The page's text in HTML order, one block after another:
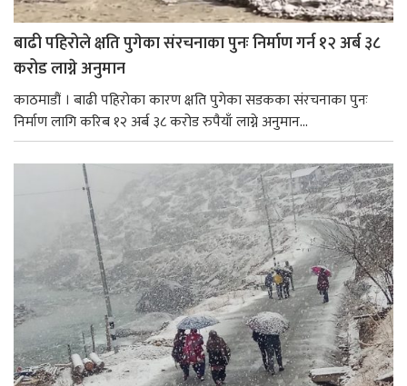
बाढी पहिरोले क्षति पुगेका संरचनाका पुनः निर्माण गर्न १२ अर्ब ३८
करोड लाग्ने अनुमान
काठमाडौं । बाढी पहिरोका कारण क्षति पुगेका सडकका संरचनाका पुनः
निर्माण लागि करिब १२ अर्ब ३८ करोड रुपैयाँ लाग्ने अनुमान...